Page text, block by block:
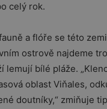
celý rok.
a flóře se této
ostrově najdeme
lemují bílé pláže.
oblast Viňales,
doutníky,“ zmiňuje